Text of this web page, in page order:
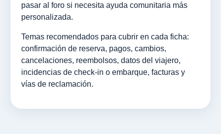
pasar al foro si necesita ayuda comunitaria más
personalizada.
Temas recomendados para cubrir en cada ficha:
confirmación de reserva, pagos, cambios,
cancelaciones, reembolsos, datos del viajero,
incidencias de check-in o embarque, facturas y
vías de reclamación.